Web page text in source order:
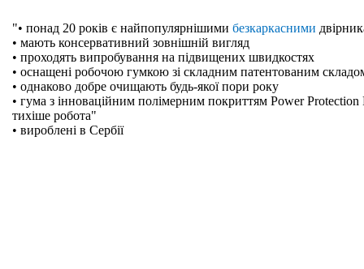
"• понад 20 років є найпопулярнішими безкаркасними
• мають консервативний зовнішній вигляд
• проходять випробування на підвищених швидкостях
• оснащені робочою гумкою зі складним патентованим
• однаково добре очищають будь-якої пори року
• гума з інноваційним полімерним покриттям Power
тихіше робота"
• вироблені в Сербії